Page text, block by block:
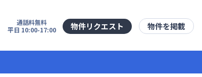
通話料無料
平日 10:00-17:00
物件リクエスト 物件を掲載